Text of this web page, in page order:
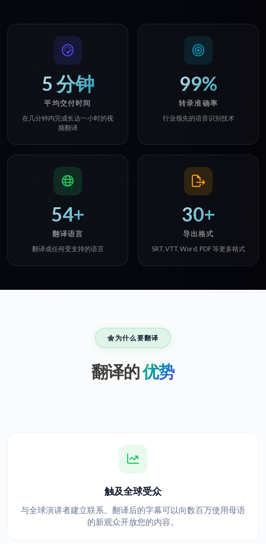
5 分钟
平均交付时间
在几分钟内完成长达一小时的视
频翻译
99%
转录准确率
行业领先的语音识别技术
54+
翻译语言
翻译成任何受支持的语言
30+
导出格式
SRT, VTT, Word, PDF 等更多格式
为什么要翻译
翻译的优势
触及全球受众
与全球演讲者建立联系。翻译后的字幕可以向数百万使用母语
的新观众开放您的内容。